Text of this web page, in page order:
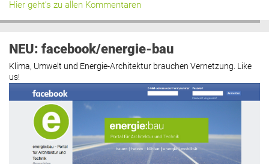
Hier geht’s zu allen Kommentaren
NEU: facebook/energie-bau
Klima, Umwelt und Energie-Architektur brauchen Vernetzung. Like
us!